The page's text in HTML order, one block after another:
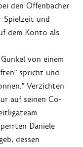
den Offenbacher
Spielzeit und
dem Konto als
von einem
spricht und
Verzichten
auf seinen Co-
Daniele
dessen